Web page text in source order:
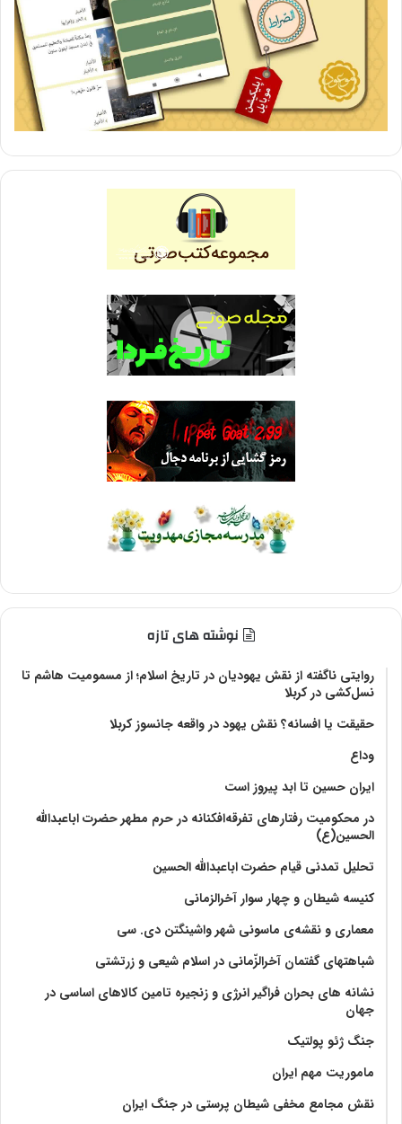
نوشته های تازه
روایتی ناگفته از نقش یهودیان در تاریخ اسلام؛ از مسمومیت هاشم تا
نسل‌کشی در کربلا
حقیقت یا افسانه؟‌ نقش یهود در واقعه جانسوز کربلا
وداع
ایران حسین تا ابد پیروز است
در محکومیت رفتارهای تفرقه‌افکنانه در حرم مطهر حضرت اباعبدالله
الحسین(ع)
تحلیل تمدنی قیام حضرت اباعبدالله الحسین
کنیسه شیطان و چهار سوار آخرالزمانی
معماری و نقشه‌ی ماسونی شهر واشينگتن دی. سی
شباهتهای گفتمان آخر‌الزّمانی در اسلام شیعی و زرتشتی
نشانه های بحران فراگیر انرژی و زنجیره تامین کالاهای اساسی در
جهان
جنگ ژئو پولتیک
ماموریت مهم ایران
نقش مجامع مخفی شیطان پرستی در جنگ ایران